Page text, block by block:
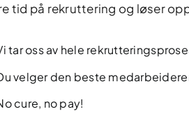
tid på rekruttering og løser
tar oss av hele
velger den beste
cure, no pay!